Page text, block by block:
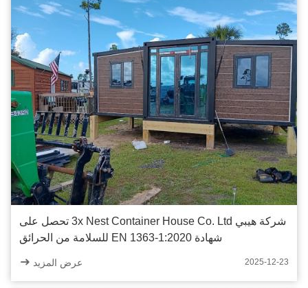
شركة هيبي 3x Nest Container House Co. Ltd تحصل على
شهادة EN 1363-1:2020 للسلامة من الحرائق
2025-12-23 عرض المزيد